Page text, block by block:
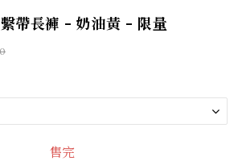
帶長褲 - 奶油黃 - 限量
售完